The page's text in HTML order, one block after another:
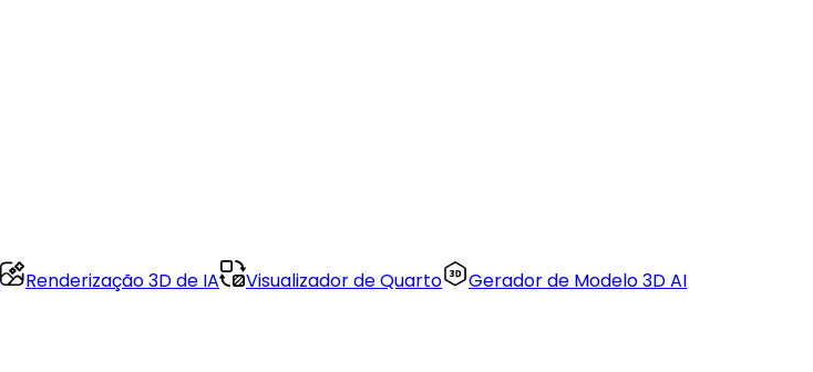
Renderização 3D de IA Visualizador de Quarto Gerador de Modelo 3D AI